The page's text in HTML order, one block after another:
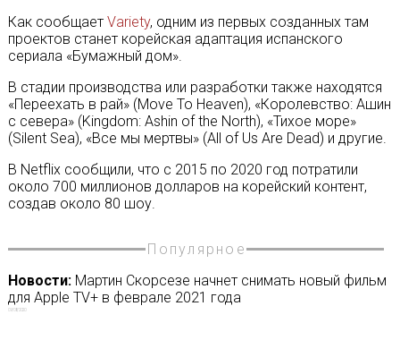
Как сообщает Variety, одним из первых созданных там
проектов станет корейская адаптация испанского
сериала «Бумажный дом».
В стадии производства или разработки также находятся
«Переехать в рай» (Move To Heaven), «Королевство: Ашин
с севера» (Kingdom: Ashin of the North), «Тихое море»
(Silent Sea), «Все мы мертвы» (All of Us Are Dead) и другие.
В Netflix сообщили, что с 2015 по 2020 год потратили
около 700 миллионов долларов на корейский контент,
создав около 80 шоу.
Популярное
Новости:Мартин Скорсезе начнет снимать новый фильм
для Apple TV+ в феврале 2021 года
09/08/2020